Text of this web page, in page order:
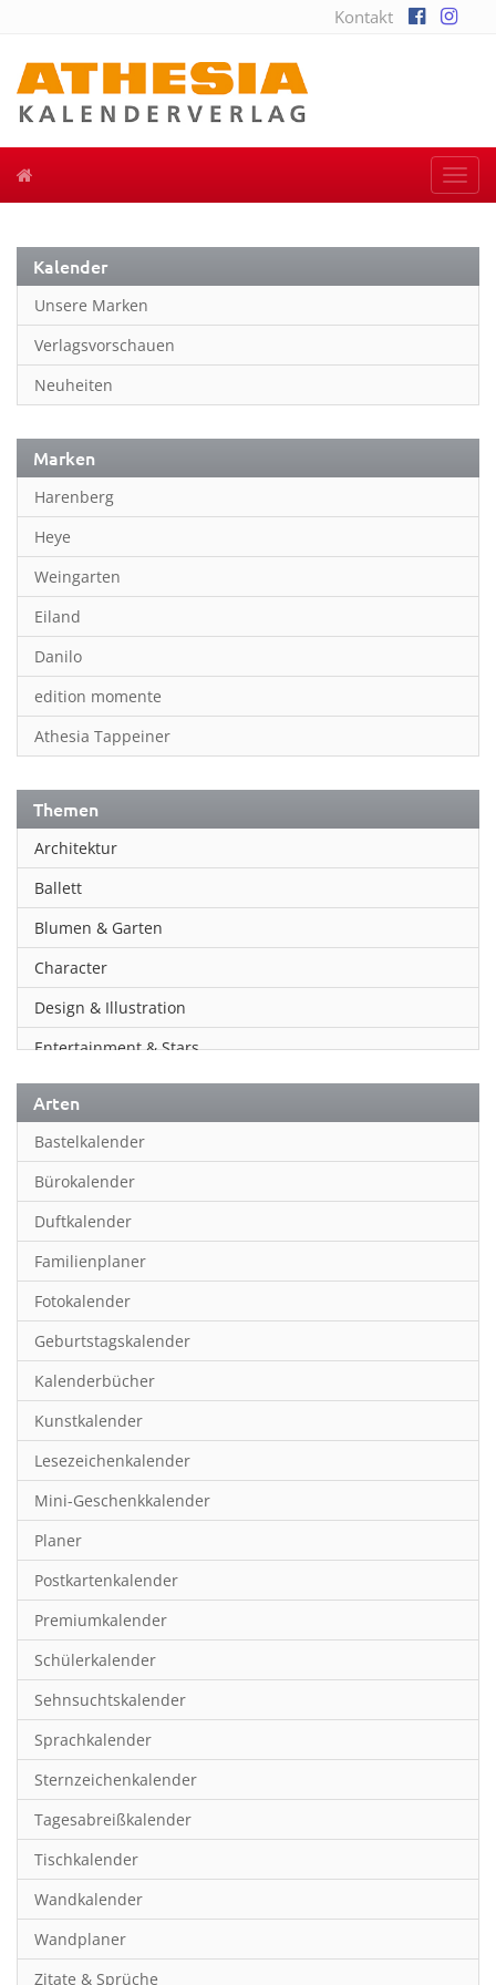
Kontakt
Kalender
Unsere Marken
Verlagsvorschauen
Neuheiten
Marken
Harenberg
Heye
Weingarten
Eiland
Danilo
edition momente
Athesia Tappeiner
Themen
Architektur
Ballett
Blumen & Garten
Character
Design & Illustration
Entertainment & Stars
Erotik
Essen & Trinken
Familienplaner
Fantasy
Film
Fotokunst
Frauen
Fußball
Gaming
Geburtstagskalender
Geschichte
Hobby & Basteln
Humor & Cartoon
Inspiration & Entspannung
Inspiration & Spiritualität
Kinderkalender
Kunst
Länder & Städte
Landschaft & Natur
Lifestyle
Literatur
Manga & Animé
Neutrale Kalender
Arten
Bastelkalender
Bürokalender
Duftkalender
Familienplaner
Fotokalender
Geburtstagskalender
Kalenderbücher
Kunstkalender
Lesezeichenkalender
Mini-Geschenkkalender
Planer
Postkartenkalender
Premiumkalender
Schülerkalender
Sehnsuchtskalender
Sprachkalender
Sternzeichenkalender
Tagesabreißkalender
Tischkalender
Wandkalender
Wandplaner
Zitate & Sprüche